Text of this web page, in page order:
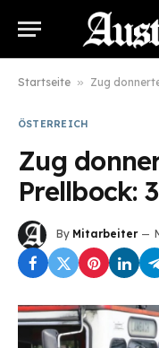
Startseite » Zug
ÖSTERREICH
Zug
Prellbock:
By Mitarbeiter